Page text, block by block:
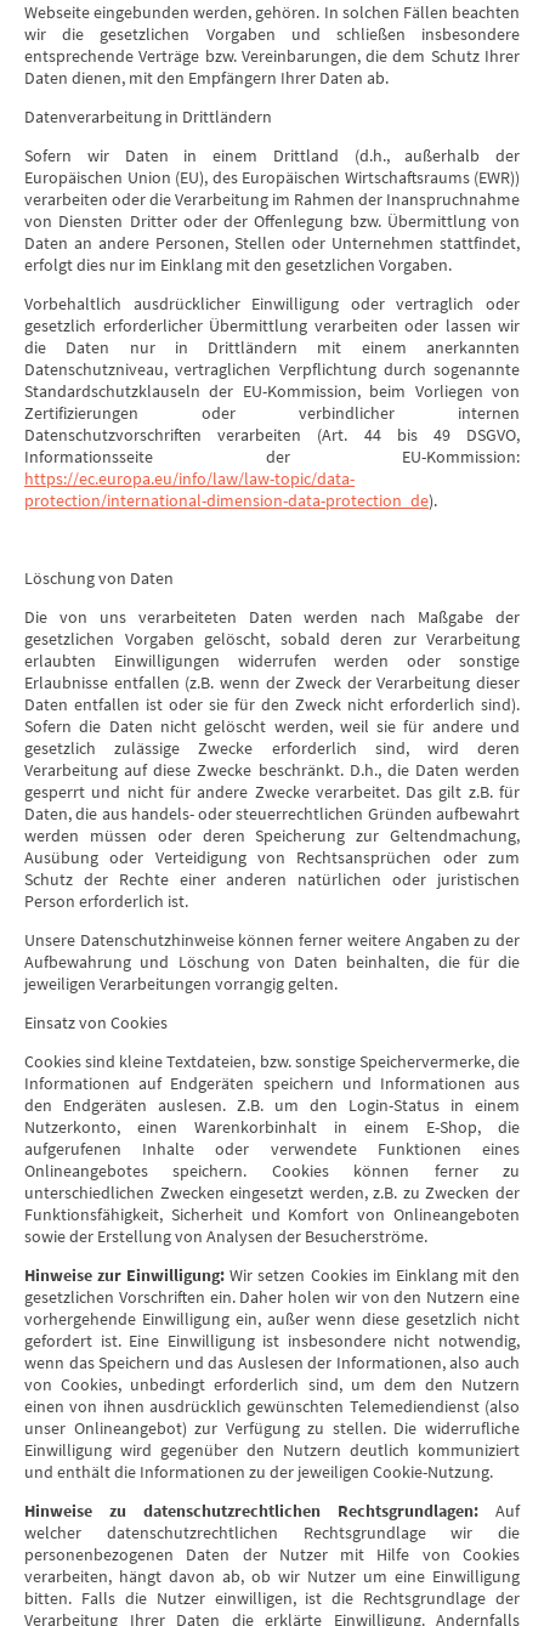
Webseite eingebunden werden, gehören. In solchen Fällen beachten
wir die gesetzlichen Vorgaben und schließen insbesondere
entsprechende Verträge bzw. Vereinbarungen, die dem Schutz Ihrer
Daten dienen, mit den Empfängern Ihrer Daten ab.
Datenverarbeitung in Drittländern
Sofern wir Daten in einem Drittland (d.h., außerhalb der
Europäischen Union (EU), des Europäischen Wirtschaftsraums (EWR))
verarbeiten oder die Verarbeitung im Rahmen der Inanspruchnahme
von Diensten Dritter oder der Offenlegung bzw. Übermittlung von
Daten an andere Personen, Stellen oder Unternehmen stattfindet,
erfolgt dies nur im Einklang mit den gesetzlichen Vorgaben.
Vorbehaltlich ausdrücklicher Einwilligung oder vertraglich oder
gesetzlich erforderlicher Übermittlung verarbeiten oder lassen wir
die Daten nur in Drittländern mit einem anerkannten
Datenschutzniveau, vertraglichen Verpflichtung durch sogenannte
Standardschutzklauseln der EU-Kommission, beim Vorliegen von
Zertifizierungen oder verbindlicher internen
Datenschutzvorschriften verarbeiten (Art. 44 bis 49 DSGVO,
Informationsseite der EU-Kommission:
https://ec.europa.eu/info/law/law-topic/data-
protection/international-dimension-data-protection_de).
Löschung von Daten
Die von uns verarbeiteten Daten werden nach Maßgabe der
gesetzlichen Vorgaben gelöscht, sobald deren zur Verarbeitung
erlaubten Einwilligungen widerrufen werden oder sonstige
Erlaubnisse entfallen (z.B. wenn der Zweck der Verarbeitung dieser
Daten entfallen ist oder sie für den Zweck nicht erforderlich sind).
Sofern die Daten nicht gelöscht werden, weil sie für andere und
gesetzlich zulässige Zwecke erforderlich sind, wird deren
Verarbeitung auf diese Zwecke beschränkt. D.h., die Daten werden
gesperrt und nicht für andere Zwecke verarbeitet. Das gilt z.B. für
Daten, die aus handels- oder steuerrechtlichen Gründen aufbewahrt
werden müssen oder deren Speicherung zur Geltendmachung,
Ausübung oder Verteidigung von Rechtsansprüchen oder zum
Schutz der Rechte einer anderen natürlichen oder juristischen
Person erforderlich ist.
Unsere Datenschutzhinweise können ferner weitere Angaben zu der
Aufbewahrung und Löschung von Daten beinhalten, die für die
jeweiligen Verarbeitungen vorrangig gelten.
Einsatz von Cookies
Cookies sind kleine Textdateien, bzw. sonstige Speichervermerke, die
Informationen auf Endgeräten speichern und Informationen aus
den Endgeräten auslesen. Z.B. um den Login-Status in einem
Nutzerkonto, einen Warenkorbinhalt in einem E-Shop, die
aufgerufenen Inhalte oder verwendete Funktionen eines
Onlineangebotes speichern. Cookies können ferner zu
unterschiedlichen Zwecken eingesetzt werden, z.B. zu Zwecken der
Funktionsfähigkeit, Sicherheit und Komfort von Onlineangeboten
sowie der Erstellung von Analysen der Besucherströme.
Hinweise zur Einwilligung:Wir setzen Cookies im Einklang mit den
gesetzlichen Vorschriften ein. Daher holen wir von den Nutzern eine
vorhergehende Einwilligung ein, außer wenn diese gesetzlich nicht
gefordert ist. Eine Einwilligung ist insbesondere nicht notwendig,
wenn das Speichern und das Auslesen der Informationen, also auch
von Cookies, unbedingt erforderlich sind, um dem den Nutzern
einen von ihnen ausdrücklich gewünschten Telemediendienst (also
unser Onlineangebot) zur Verfügung zu stellen. Die widerrufliche
Einwilligung wird gegenüber den Nutzern deutlich kommuniziert
und enthält die Informationen zu der jeweiligen Cookie-Nutzung.
Hinweise zu datenschutzrechtlichen Rechtsgrundlagen: Auf
welcher datenschutzrechtlichen Rechtsgrundlage wir die
personenbezogenen Daten der Nutzer mit Hilfe von Cookies
verarbeiten, hängt davon ab, ob wir Nutzer um eine Einwilligung
bitten. Falls die Nutzer einwilligen, ist die Rechtsgrundlage der
Verarbeitung Ihrer Daten die erklärte Einwilligung. Andernfalls